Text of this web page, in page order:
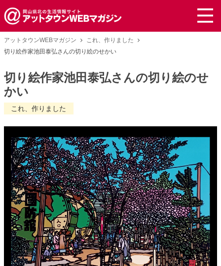
アットタウンWEBマガジン
これ、作りました
切り絵作家池田泰弘さんの切り絵のせかい
切り絵作家池田泰弘さんの切り絵のせ
かい
これ、作りました